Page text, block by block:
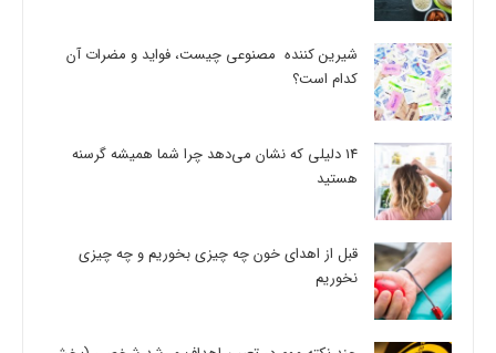
شیرین کننده مصنوعی چیست، فواید و مضرات آن
کدام است؟
14 دلیلی که نشان می‌دهد چرا شما همیشه گرسنه
هستید
قبل از اهدای خون چه چیزی بخوریم و چه چیزی
نخوریم